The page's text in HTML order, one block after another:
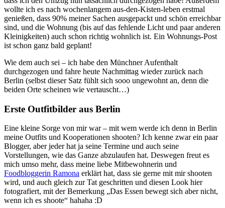
wollte ich es nach wochenlangem aus-den-Kisten-leben erstmal
genießen, dass 90% meiner Sachen ausgepackt und schön erreichbar
sind, und die Wohnung (bis auf das fehlende Licht und paar anderen
Kleinigkeiten) auch schon richtig wohnlich ist. Ein Wohnungs-Post
ist schon ganz bald geplant!
Wie dem auch sei – ich habe den Münchner Aufenthalt
durchgezogen und fahre heute Nachmittag wieder zurück nach
Berlin (selbst dieser Satz fühlt sich sooo ungewohnt an, denn die
beiden Orte scheinen wie vertauscht…)
Erste Outfitbilder aus Berlin
Eine kleine Sorge von mir war – mit wem werde ich denn in Berlin
meine Outfits und Kooperationen shooten? Ich kenne zwar ein paar
Blogger, aber jeder hat ja seine Termine und auch seine
Vorstellungen, wie das Ganze abzulaufen hat. Deswegen freut es
mich umso mehr, dass meine liebe Mitbewohnerin und
Foodbloggerin Ramona erklärt hat, dass sie gerne mit mir shooten
wird, und auch gleich zur Tat geschritten und diesen Look hier
fotografiert, mit der Bemerkung „Das Essen bewegt sich aber nicht,
wenn ich es shoote“ hahaha :D